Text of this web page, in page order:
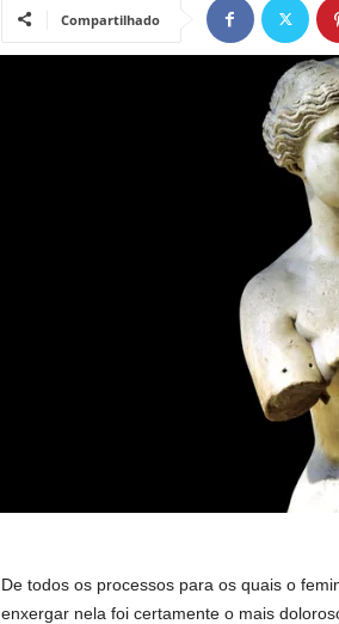
Compartilhado
De todos os processos para os quais o
enxergar nela foi certamente o mais